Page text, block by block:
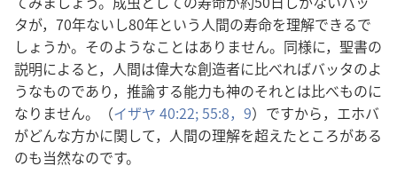
タ​が，70​年​ない​し​80​年​と​いう​人間​の​寿命​を​理解​できる​で
しょ​う​か。その​よう​な​こと​は​あり​ませ​ん。同様​に，聖書​の​
説明​に​よる​と，人間​は​偉大​な​創造​者​に​比べれ​ば​バッタ​の​よ
う​な​もの​で​あり，推論​する​能力​も​神​の​それ​と​は​比べもの​に​
なり​ませ​ん。（イザヤ 40:22;55:8，9）ですから，エホバ​
が​どんな​方​か​に​関​し​て，人間​の​理解​を​超え​た​ところ​が​ある​
の​も​当然​な​の​です。